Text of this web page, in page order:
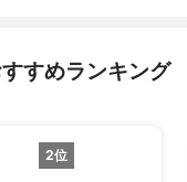
すめランキング
2位